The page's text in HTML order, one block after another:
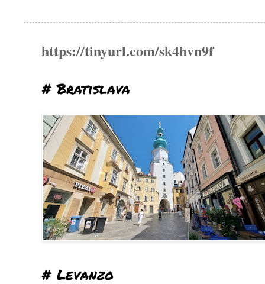
https://tinyurl.com/sk4hvn9f
# Bratislava
# Levanzo